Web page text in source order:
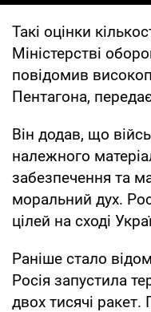
Такі оцінки
Міністерстві
повідомив
Пентагона,
Він додав, що
належного
забезпечення та
моральний дух.
цілей на сході
Раніше стало
Росія запустила
двох тисячі ракет.